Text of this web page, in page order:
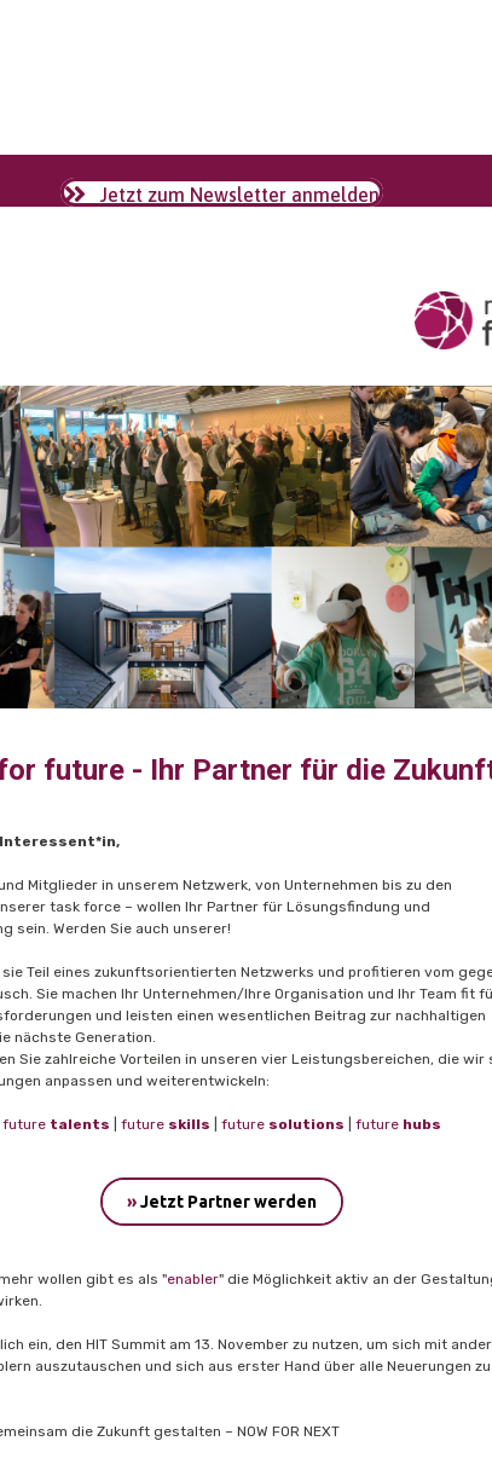
Jetzt zum Newsletter anmelden
future - Ihr Partner für die
Mitglieder in unserem Netzwerk, von Unternehmen bis zu den
task force – wollen Ihr Partner für Lösungsfindung und
sein. Werden Sie auch unserer!
sie Teil eines zukunftsorientierten Netzwerks und profitieren vom
Sie machen Ihr Unternehmen/Ihre Organisation und Ihr Team fit
und leisten einen wesentlichen Beitrag zur nachhaltigen
nächste Generation.
Sie zahlreiche Vorteilen in unseren vier Leistungsbereichen, die wir
anpassen und weiterentwickeln:
futuretalents future skills future solutions future hubs
»Jetzt Partner werden
wollen gibt es als "enabler" die Möglichkeit aktiv an der
ein, den HIT Summit am 13. November zu nutzen, um sich mit
auszutauschen und sich aus erster Hand über alle Neuerungen zu
die Zukunft gestalten – NOW FOR NEXT